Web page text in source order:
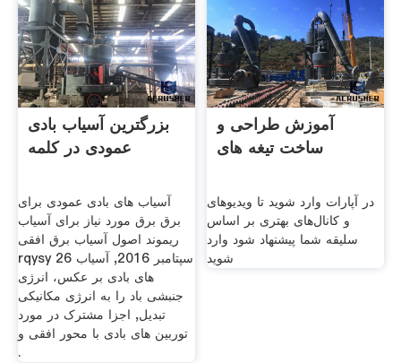
بزرگترین آسیاب بادی
عمودی در کلمه
آسیاب های بادی عمودی برای
برق برق مورد نیاز برای آسیاب
ریموند اصول آسیاب برق افقی
rqysy 26 سپتامبر 2016, آسیاب
های بادی بر عکس، انرژی
جنبشی باد را به انرژی مکانیکی
تبدیل, اجزا مشترک در مورد
توربین های بادی با محور افقی و
.
آموزش طراحی و
ساخت تیغه های
در آپارات وارد شوید تا ویدیوهای
و کانال‌های بهتری بر اساس
سلیقه شما پیشنهاد شود وارد
شوید